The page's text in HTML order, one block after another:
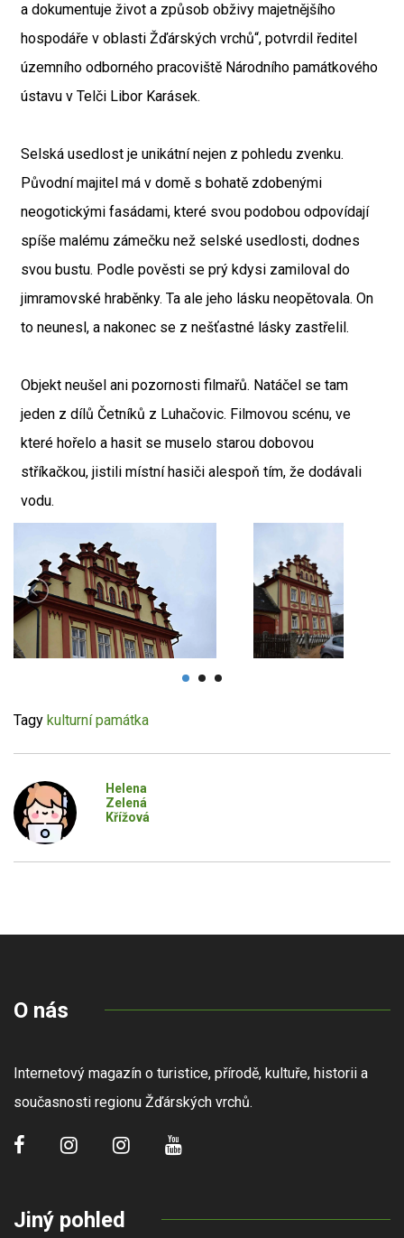
a dokumentuje život a způsob obživy majetnějšího
hospodáře v oblasti Žďárských vrchů“, potvrdil ředitel
územního odborného pracoviště Národního památkového
ústavu v Telči Libor Karásek.
Selská usedlost je unikátní nejen z pohledu zvenku.
Původní majitel má v domě s bohatě zdobenými
neogotickými fasádami, které svou podobou odpovídají
spíše malému zámečku než selské usedlosti, dodnes
svou bustu. Podle pověsti se prý kdysi zamiloval do
jimramovské hraběnky. Ta ale jeho lásku neopětovala. On
to neunesl, a nakonec se z nešťastné lásky zastřelil.
Objekt neušel ani pozornosti filmařů. Natáčel se tam
jeden z dílů Četníků z Luhačovic. Filmovou scénu, ve
které hořelo a hasit se muselo starou dobovou
stříkačkou, jistili místní hasiči alespoň tím, že dodávali
vodu.
Tagy kulturní památka
Helena
Zelená
Křížová
O nás
Internetový magazín o turistice, přírodě, kultuře, historii a
současnosti regionu Žďárských vrchů.
Jiný pohled